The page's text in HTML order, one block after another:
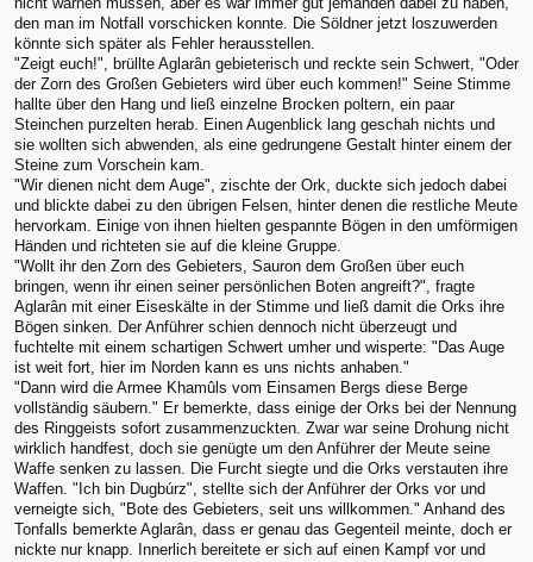
den man im Notfall vorschicken konnte. Die Söldner jetzt loszuwerden
könnte sich später als Fehler herausstellen.
"Zeigt euch!", brüllte Aglarân gebieterisch und reckte sein Schwert, "Oder
der Zorn des Großen Gebieters wird über euch kommen!" Seine Stimme
hallte über den Hang und ließ einzelne Brocken poltern, ein paar
Steinchen purzelten herab. Einen Augenblick lang geschah nichts und
sie wollten sich abwenden, als eine gedrungene Gestalt hinter einem der
Steine zum Vorschein kam.
"Wir dienen nicht dem Auge", zischte der Ork, duckte sich jedoch dabei
und blickte dabei zu den übrigen Felsen, hinter denen die restliche Meute
hervorkam. Einige von ihnen hielten gespannte Bögen in den umförmigen
Händen und richteten sie auf die kleine Gruppe.
"Wollt ihr den Zorn des Gebieters, Sauron dem Großen über euch
bringen, wenn ihr einen seiner persönlichen Boten angreift?", fragte
Aglarân mit einer Eiseskälte in der Stimme und ließ damit die Orks ihre
Bögen sinken. Der Anführer schien dennoch nicht überzeugt und
fuchtelte mit einem schartigen Schwert umher und wisperte: "Das Auge
ist weit fort, hier im Norden kann es uns nichts anhaben."
"Dann wird die Armee Khamûls vom Einsamen Bergs diese Berge
vollständig säubern." Er bemerkte, dass einige der Orks bei der Nennung
des Ringgeists sofort zusammenzuckten. Zwar war seine Drohung nicht
wirklich handfest, doch sie genügte um den Anführer der Meute seine
Waffe senken zu lassen. Die Furcht siegte und die Orks verstauten ihre
Waffen. "Ich bin Dugbúrz", stellte sich der Anführer der Orks vor und
verneigte sich, "Bote des Gebieters, seit uns willkommen." Anhand des
Tonfalls bemerkte Aglarân, dass er genau das Gegenteil meinte, doch er
nickte nur knapp. Innerlich bereitete er sich auf einen Kampf vor und